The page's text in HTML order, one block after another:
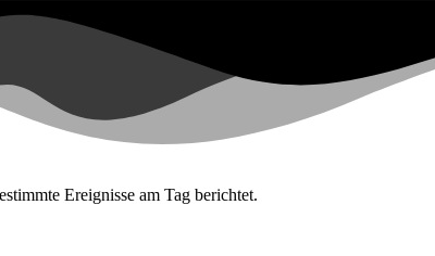
Ereignisse am Tag berichtet.